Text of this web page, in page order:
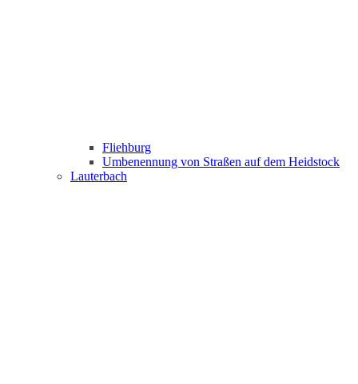
Fliehburg
Umbenennung von Straßen auf dem Heidstock
Lauterbach